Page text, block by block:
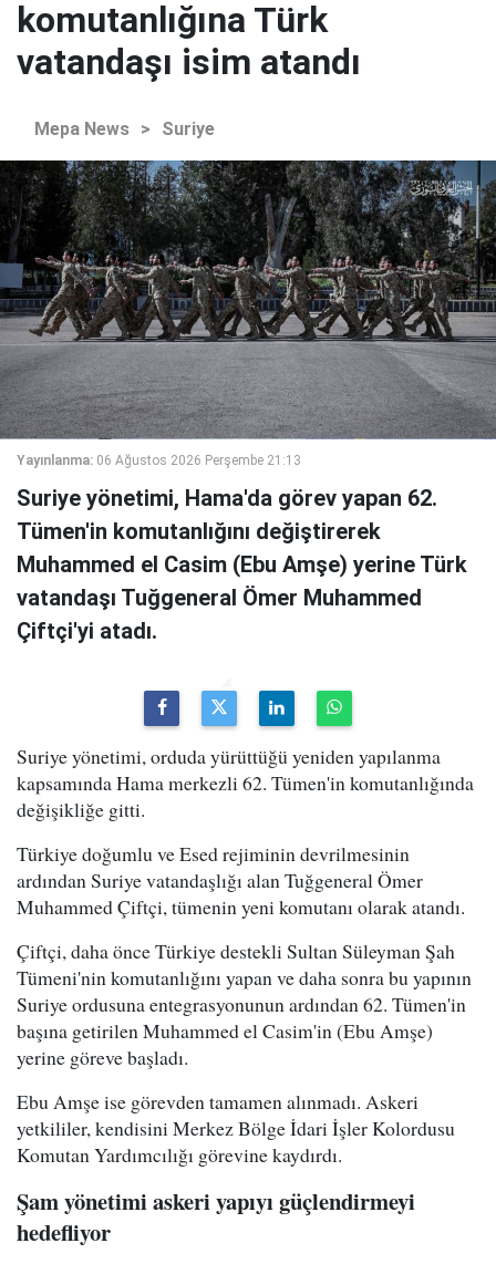
komutanlığına Türk
vatandaşı isim atandı
Mepa News > Suriye
Yayınlanma: 06 Ağustos 2026 Perşembe 21:13
Suriye yönetimi, Hama'da görev yapan 62.
Tümen'in komutanlığını değiştirerek
Muhammed el Casim (Ebu Amşe) yerine Türk
vatandaşı Tuğgeneral Ömer Muhammed
Çiftçi'yi atadı.
Suriye yönetimi, orduda yürüttüğü yeniden yapılanma
kapsamında Hama merkezli 62. Tümen'in komutanlığında
değişikliğe gitti.
Türkiye doğumlu ve Esed rejiminin devrilmesinin
ardından Suriye vatandaşlığı alan Tuğgeneral Ömer
Muhammed Çiftçi, tümenin yeni komutanı olarak atandı.
Çiftçi, daha önce Türkiye destekli Sultan Süleyman Şah
Tümeni'nin komutanlığını yapan ve daha sonra bu yapının
Suriye ordusuna entegrasyonunun ardından 62. Tümen'in
başına getirilen Muhammed el Casim'in (Ebu Amşe)
yerine göreve başladı.
Ebu Amşe ise görevden tamamen alınmadı. Askeri
yetkililer, kendisini Merkez Bölge İdari İşler Kolordusu
Komutan Yardımcılığı görevine kaydırdı.
Şam yönetimi askeri yapıyı güçlendirmeyi
hedefliyor